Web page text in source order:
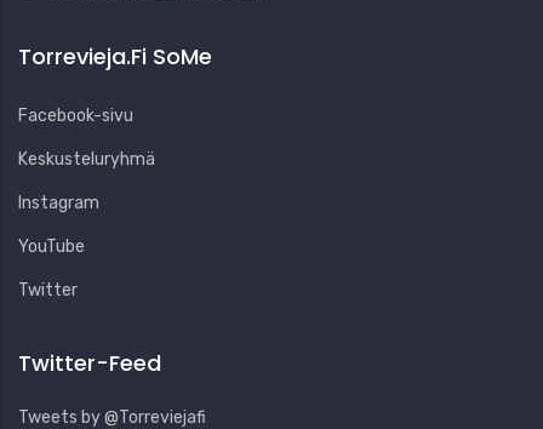
Torrevieja.fi SoMe
Facebook-sivu
Keskusteluryhmä
Instagram
YouTube
Twitter
Twitter-Feed
Tweets by @Torreviejafi